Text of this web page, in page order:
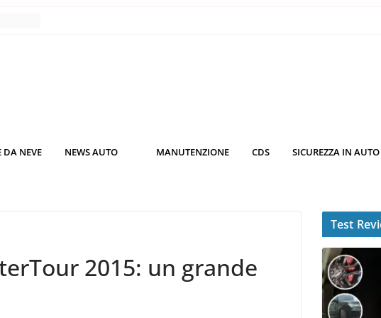
DA NEVE NEWS AUTO MANUTENZIONE CDS SICUREZZA IN AUTO
2015: un grande
Test